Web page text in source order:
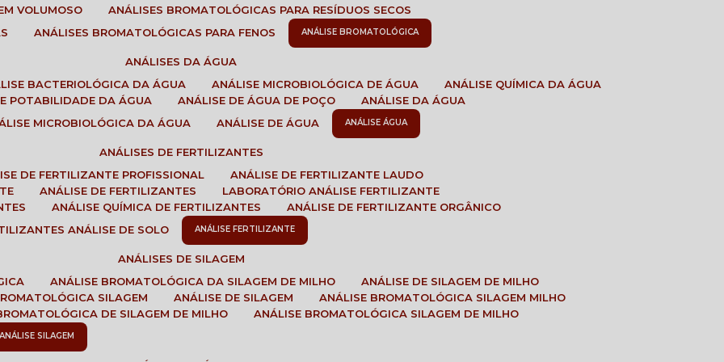
VOLUMOSO
ANÁLISES BROMATOLÓGICAS PARA RESÍDUOS SECOS
ANÁLISES BROMATOLÓGICAS PARA FENOS ANÁLISE BROMATOLÓGICA
ANÁLISES DA ÁGUA
BACTERIOLÓGICA DA ÁGUA
ANÁLISE MICROBIOLÓGICA DE ÁGUA
ANÁLISE QUÍMICA DA ÁGUA
POTABILIDADE DA ÁGUA
ANÁLISE DE ÁGUA DE POÇO
ANÁLISE DA ÁGUA
MICROBIOLÓGICA DA ÁGUA
ANÁLISE DE ÁGUA ANÁLISE ÁGUA
ANÁLISES DE FERTILIZANTES
DE FERTILIZANTE PROFISSIONAL
ANÁLISE DE FERTILIZANTE LAUDO
ANÁLISE DE FERTILIZANTES
LABORATÓRIO ANÁLISE FERTILIZANTE
ANÁLISE QUÍMICA DE FERTILIZANTES
ANÁLISE DE FERTILIZANTE ORGÂNICO
ANÁLISE DE SOLO
ANÁLISE FERTILIZANTE
ANÁLISES DE SILAGEM
ANÁLISE BROMATOLÓGICA DA SILAGEM DE MILHO
ANÁLISE DE SILAGEM DE MILHO
SILAGEM
ANÁLISE DE SILAGEM
ANÁLISE BROMATOLÓGICA SILAGEM MILHO
DE SILAGEM DE MILHO
ANÁLISE BROMATOLÓGICA SILAGEM DE MILHO
ANÁLISE SILAGEM